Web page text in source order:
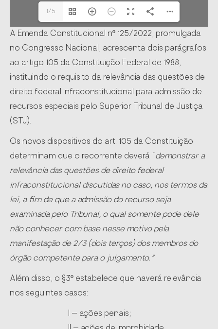
1/5
A Emenda Constitucional nº 125/2022, promulgada
no Congresso Nacional, acrescenta dois parágrafos
ao artigo 105 da Constituição Federal de 1988,
instituindo o requisito da relevância das questões de
direito federal infraconstitucional para admissão de
recursos especiais pelo Superior Tribunal de Justiça
(STJ).
Os novos dispositivos do art. 105 da Constituição
determinam que o recorrente deverá “demonstrar a
relevância das questões de direito federal
infraconstitucional discutidas no caso, nos termos da
lei, a fim de que a admissão do recurso seja
examinada pelo Tribunal, o qual somente pode dele
não conhecer com base nesse motivo pela
manifestação de 2/3 (dois terços) dos membros do
órgão competente para o julgamento.”
Além disso, o §3º estabelece que haverá relevância
nos seguintes casos:
I – ações penais;